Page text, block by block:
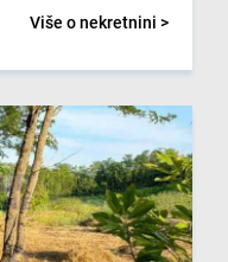
Više o nekretnini >